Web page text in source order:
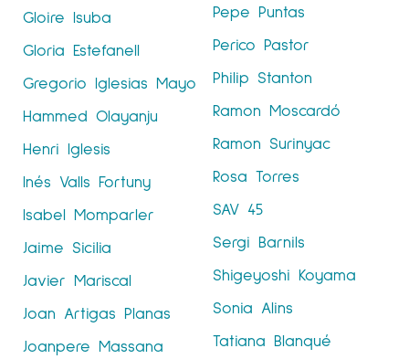
Gloire Isuba
Gloria Estefanell
Gregorio Iglesias Mayo
Hammed Olayanju
Henri Iglesis
Inés Valls Fortuny
Isabel Momparler
Jaime Sicilia
Javier Mariscal
Joan Artigas Planas
Joanpere Massana
Pepe Puntas
Perico Pastor
Philip Stanton
Ramon Moscardó
Ramon Surinyac
Rosa Torres
SAV 45
Sergi Barnils
Shigeyoshi Koyama
Sonia Alins
Tatiana Blanqué